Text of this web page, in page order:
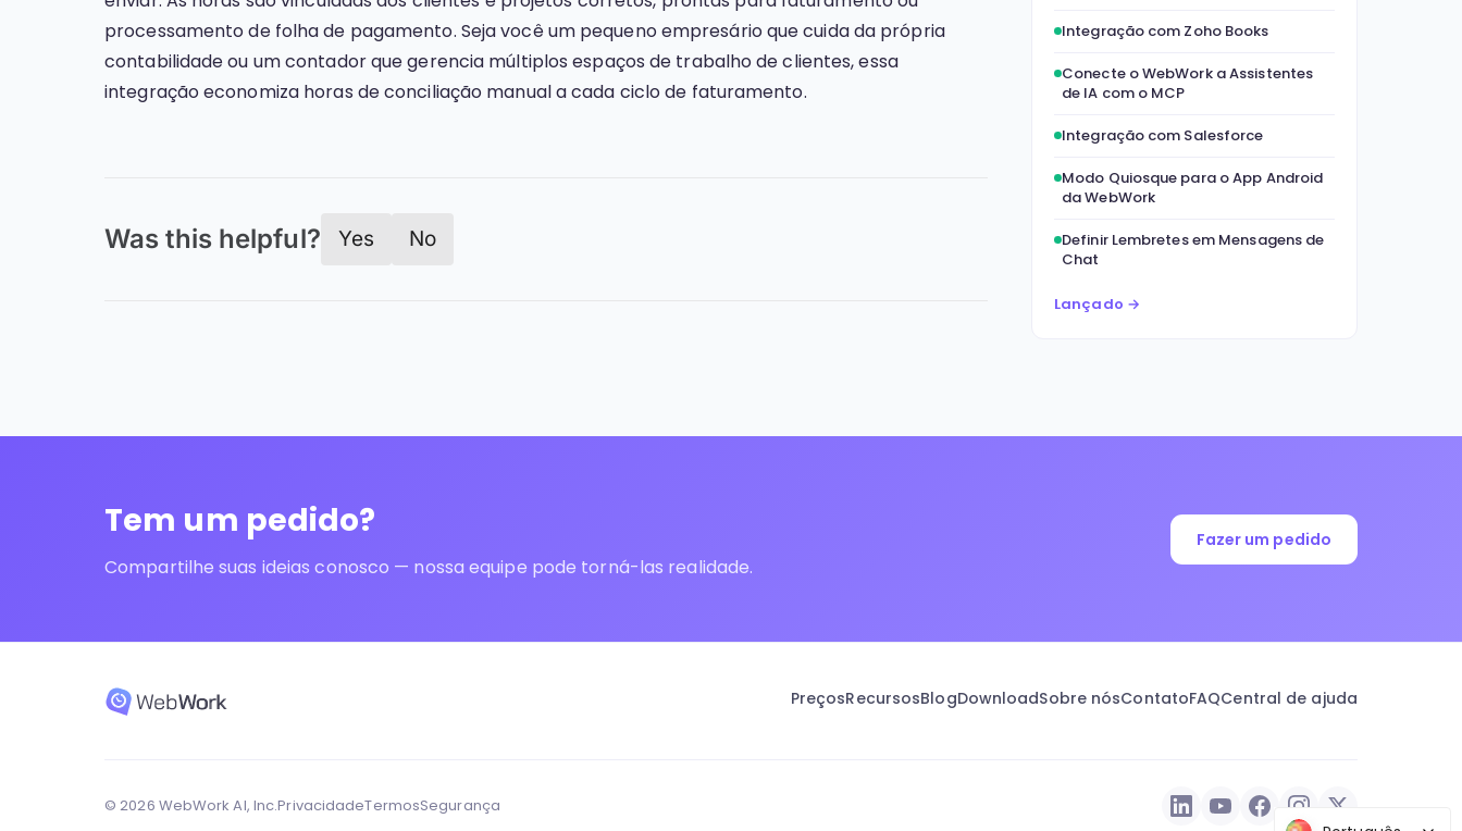
processamento de folha de pagamento. Seja você um pequeno empresário que cuida da própria
contabilidade ou um contador que gerencia múltiplos espaços de trabalho de clientes, essa
integração economiza horas de conciliação manual a cada ciclo de faturamento.
Was this helpful? Yes No
Integração com Zoho Books
Conecte o WebWork a Assistentes
de IA com o MCP
Integração com Salesforce
Modo Quiosque para o App Android
da WebWork
Definir Lembretes em Mensagens de
Chat
Lançado →
Tem um pedido?
Compartilhe suas ideias conosco — nossa equipe pode torná-las realidade.
Fazer um pedido
PreçosRecursosBlogDownloadSobre nósContatoFAQCentral de ajuda
© 2026 WebWork AI, Inc.PrivacidadeTermosSegurança